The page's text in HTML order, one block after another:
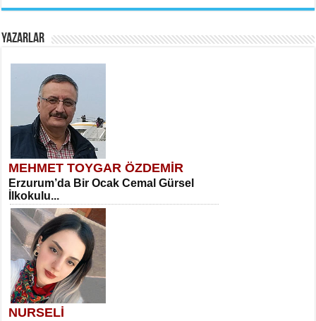
YAZARLAR
MEHMET TOYGAR ÖZDEMİR
Erzurum’da Bir Ocak Cemal Gürsel
İlkokulu...
NURSELİ